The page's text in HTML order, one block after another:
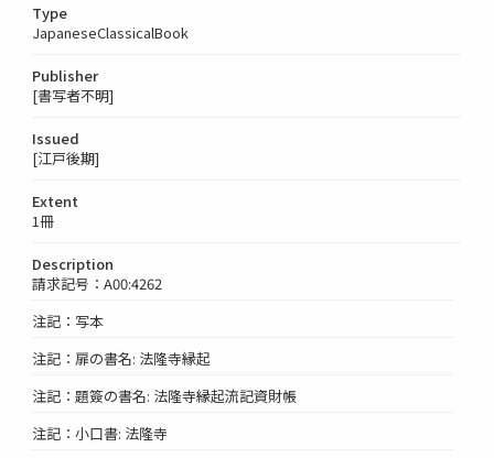
Type
JapaneseClassicalBook
Publisher
[書写者不明]
Issued
[江戸後期]
Extent
1冊
Description
請求記号：A00:4262
注記：写本
注記：扉の書名: 法隆寺縁起
注記：題簽の書名: 法隆寺縁起流記資財帳
注記：小口書: 法隆寺